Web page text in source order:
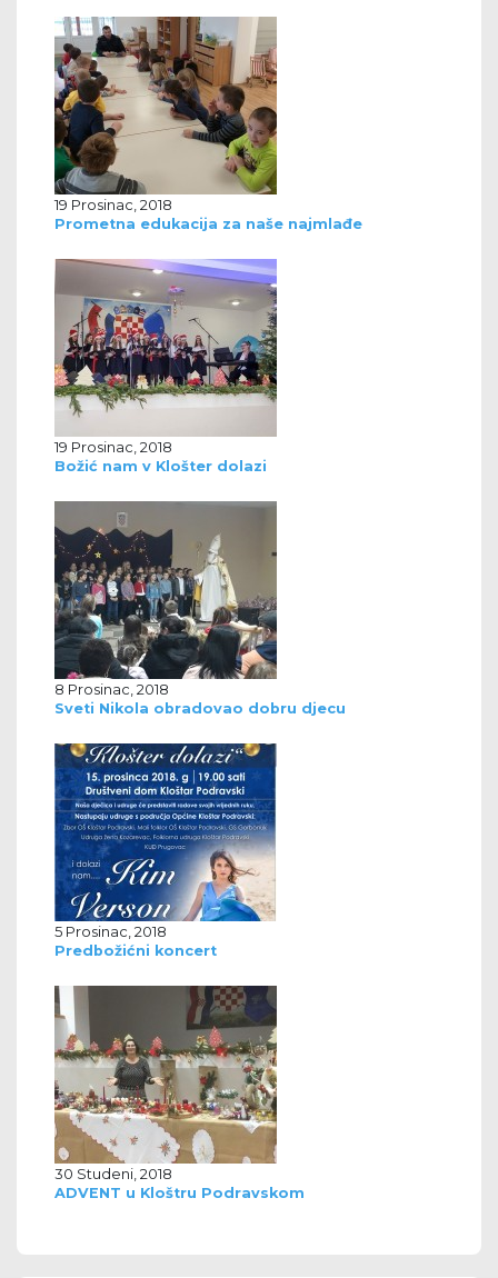
19 Prosinac, 2018
Prometna edukacija za naše najmlađe
19 Prosinac, 2018
Božić nam v Klošter dolazi
8 Prosinac, 2018
Sveti Nikola obradovao dobru djecu
5 Prosinac, 2018
Predbožićni koncert
30 Studeni, 2018
ADVENT u Kloštru Podravskom